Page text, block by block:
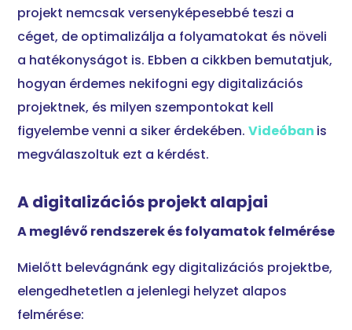
projekt nemcsak versenyképesebbé teszi a
céget, de optimalizálja a folyamatokat és növeli
a hatékonyságot is. Ebben a cikkben bemutatjuk,
hogyan érdemes nekifogni egy digitalizációs
projektnek, és milyen szempontokat kell
figyelembe venni a siker érdekében. Videóban is
megválaszoltuk ezt a kérdést.
A digitalizációs projekt alapjai
A meglévő rendszerek és folyamatok felmérése
Mielőtt belevágnánk egy digitalizációs projektbe,
elengedhetetlen a jelenlegi helyzet alapos
felmérése: